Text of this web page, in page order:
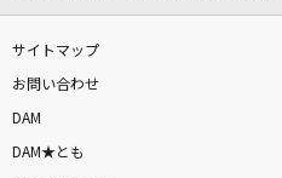
サイトマップ
お問い合わせ
DAM
DAM★とも